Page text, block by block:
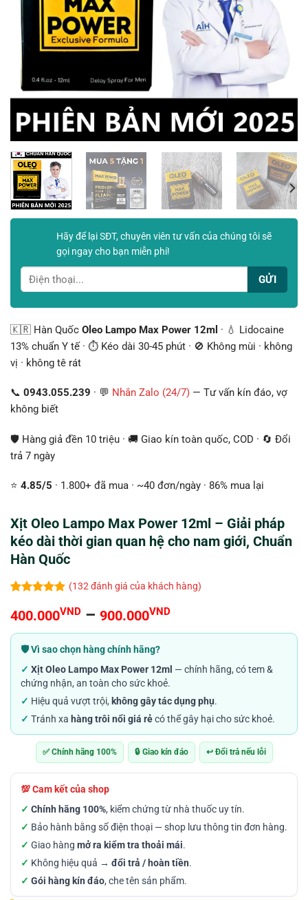
Hãy để lại SĐT, chuyên viên tư vấn của chúng tôi sẽ
gọi ngay cho bạn miễn phí!
🇰🇷 Hàn Quốc Oleo Lampo Max Power 12ml · 💧 Lidocaine
13% chuẩn Y tế · ⏱️ Kéo dài 30-45 phút · 🚫 Không mùi · không
vị · không tê rát
📞 0943.055.239 · 💬 Nhắn Zalo (24/7) — Tư vấn kín đáo, vợ
không biết
🛡️ Hàng giả đền 10 triệu · 🚚 Giao kín toàn quốc, COD · 🔄 Đổi
trả 7 ngày
⭐ 4.85/5 · 1.800+ đã mua · ~40 đơn/ngày · 86% mua lại
Xịt Oleo Lampo Max Power 12ml – Giải pháp
kéo dài thời gian quan hệ cho nam giới, Chuẩn
Hàn Quốc
dựa trên
(132đánh giá của khách hàng)
400.000VND – 900.000VNDKhoảng
giá:
400.000VND
900.000VND
🛡️ Vì sao chọn hàng chính hãng?
✓ Xịt Oleo Lampo Max Power 12ml — chính hãng, có tem &
chứng nhận, an toàn cho sức khoẻ.
✓ Hiệu quả vượt trội, không gây tác dụng phụ.
✓ Tránh xa hàng trôi nổi giá rẻcó thể gây hại cho sức khoẻ.
✅ Chính hãng 100% 🔒 Giao kín đáo ↩️ Đổi trả nếu lỗi
💯 Cam kết của shop
✓ Chính hãng 100%, kiểm chứng từ nhà thuốc uy tín.
✓ Bảo hành bằng số điện thoại — shop lưu thông tin đơn hàng.
✓ Giao hàng mở ra kiểm tra thoải mái.
✓ Không hiệu quả → đổi trả / hoàn tiền.
✓ Gói hàng kín đáo, che tên sản phẩm.